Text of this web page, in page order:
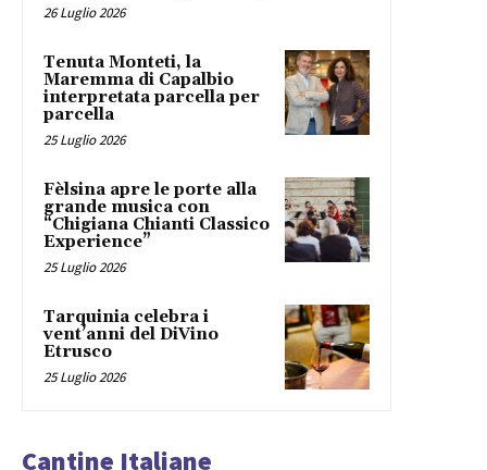
26 Luglio 2026
Tenuta Monteti, la
Maremma di Capalbio
interpretata parcella per
parcella
25 Luglio 2026
Fèlsina apre le porte alla
grande musica con
“Chigiana Chianti Classico
Experience”
25 Luglio 2026
Tarquinia celebra i
vent’anni del DiVino
Etrusco
25 Luglio 2026
Cantine Italiane